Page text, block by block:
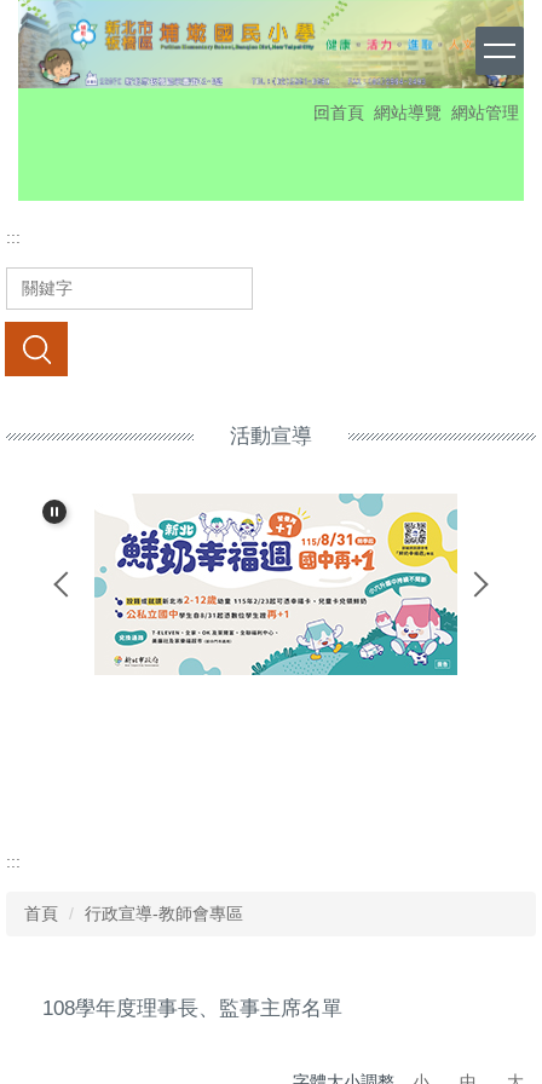
跳
到
主
要
:::
回首頁 網站導覽 網站管理
:::
搜尋
活動宣導
:::
首頁 行政宣導-教師會專區
108學年度理事長、監事主席名單